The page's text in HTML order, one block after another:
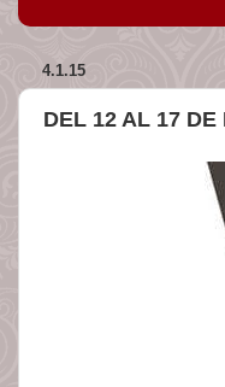
4.1.15
DEL 12 AL 17